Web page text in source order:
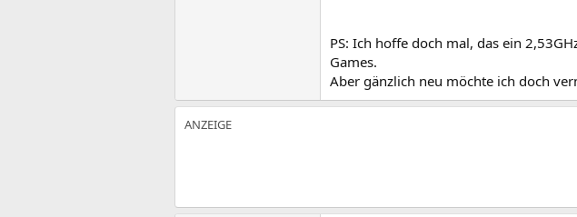
PS: Ich hoffe doch mal, das ein
Games.
Aber gänzlich neu möchte ich doch